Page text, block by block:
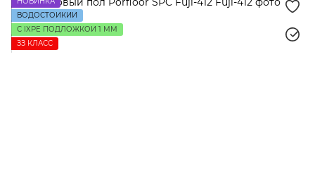
ВОДОСТОЙКИЙ
С IXPE ПОДЛОЖКОЙ 1 ММ
ЗЗ КЛАСС